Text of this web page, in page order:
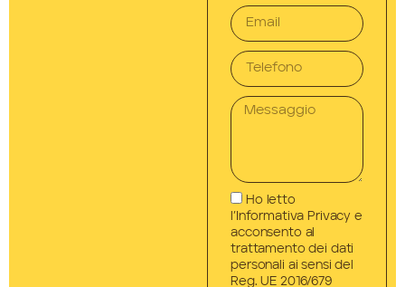
Ho letto
l’Informativa Privacy e
acconsento al
trattamento dei dati
personali ai sensi del
Reg. UE 2016/679